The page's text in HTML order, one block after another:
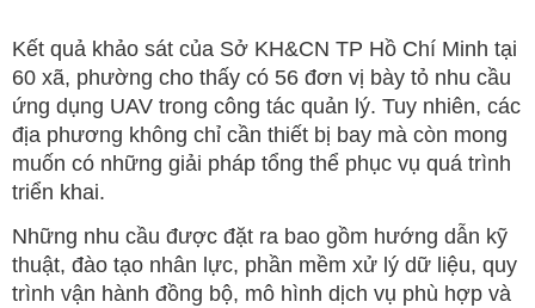
Kết quả khảo sát của Sở KH&CN TP Hồ Chí Minh tại
60 xã, phường cho thấy có 56 đơn vị bày tỏ nhu cầu
ứng dụng UAV trong công tác quản lý. Tuy nhiên, các
địa phương không chỉ cần thiết bị bay mà còn mong
muốn có những giải pháp tổng thể phục vụ quá trình
triển khai.
Những nhu cầu được đặt ra bao gồm hướng dẫn kỹ
thuật, đào tạo nhân lực, phần mềm xử lý dữ liệu, quy
trình vận hành đồng bộ, mô hình dịch vụ phù hợp và